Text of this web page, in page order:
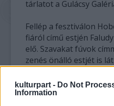
kulturpart - Do Not
Information
tárlatot a Gulácsy
Fellép a fesztiválon
fiáról című estjén
elő. Szavakat fúvok
zenés önálló estjét is
Blais kanadai ragtime
budapesti Klezmer R's